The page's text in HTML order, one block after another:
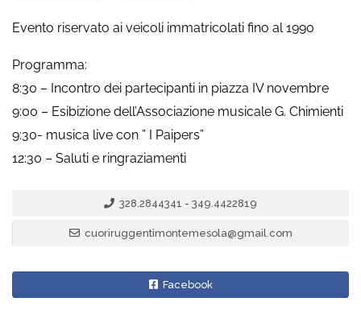
Evento riservato ai veicoli immatricolati fino al 1990
Programma:
8:30 – Incontro dei partecipanti in piazza IV novembre
9:00 – Esibizione dell’Associazione musicale G. Chimienti
9:30- musica live con ” I Paipers”
12:30 – Saluti e ringraziamenti
328.2844341 - 349.4422819
cuoriruggentimontemesola@gmail.com
Facebook